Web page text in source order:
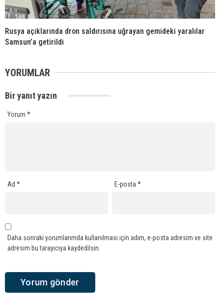
Rusya açıklarında dron saldırısına uğrayan gemideki yaralılar
Samsun’a getirildi
YORUMLAR
Bir yanıt yazın
Yorum *
Ad * E-posta*
Daha sonraki yorumlarımda kullanılması için adım, e-posta adresim ve site
adresim bu tarayıcıya kaydedilsin.